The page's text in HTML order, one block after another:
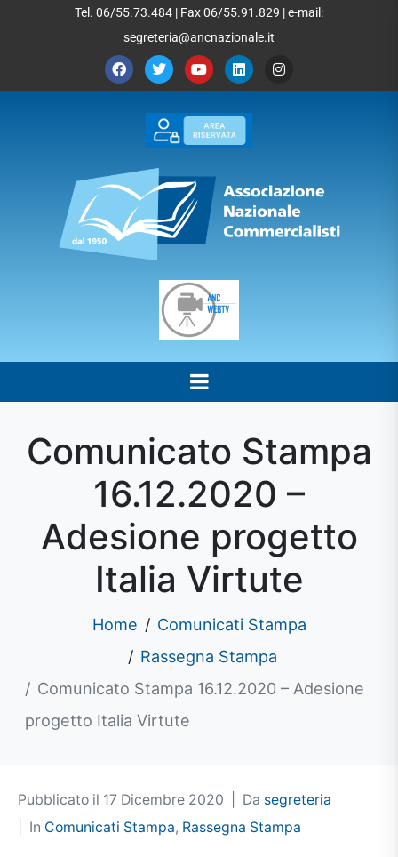
Tel. 06/55.73.484 | Fax 06/55.91.829 | e-mail:
segreteria@ancnazionale.it
Comunicato Stampa
16.12.2020 –
Adesione progetto
Italia Virtute
Home
Comunicati Stampa
Rassegna Stampa
Comunicato Stampa 16.12.2020 – Adesione
progetto Italia Virtute
Pubblicato il 17 Dicembre 2020 Da segreteria
In Comunicati Stampa, Rassegna Stampa